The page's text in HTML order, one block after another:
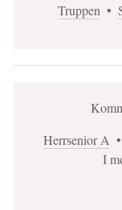
Truppen •
Herrsenior A •
I